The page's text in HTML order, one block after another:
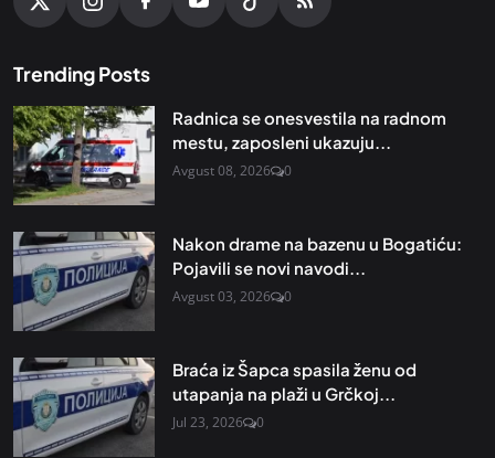
Trending Posts
Radnica se onesvestila na radnom
mestu, zaposleni ukazuju...
Avgust 08, 2026 0
Nakon drame na bazenu u Bogatiću:
Pojavili se novi navodi...
Avgust 03, 2026 0
Braća iz Šapca spasila ženu od
utapanja na plaži u Grčkoj...
Jul 23, 2026 0